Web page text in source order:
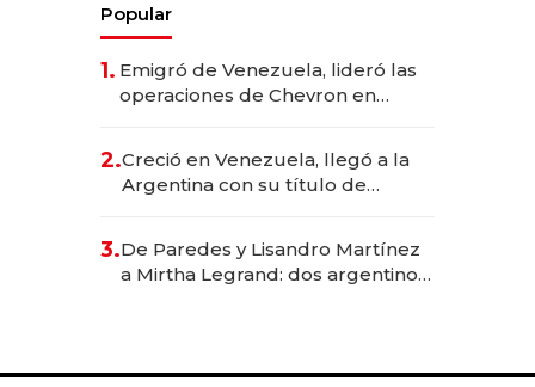
Popular
1. Emigró de Venezuela, lideró las
operaciones de Chevron en
2.Creció en Venezuela, llegó a la
Argentina con su título de
las marcas "fast premium"
3.De Paredes y Lisandro Martínez
a Mirtha Legrand: dos argentinos